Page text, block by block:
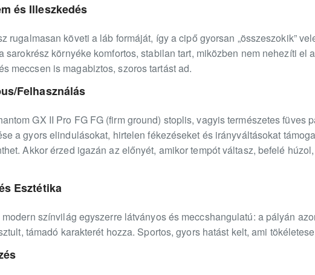
és Illeszkedés
rugalmasan követi a láb formáját, így a cipő gyorsan „összeszokik”
sarokrész környéke komfortos, stabilan tart, miközben nem nehezíti el
meccsen is magabiztos, szoros tartást ad.
Felhasználás
GX II Pro FG FG (firm ground) stoplis, vagyis természetes füves
a gyors elindulásokat, hirtelen fékezéseket és irányváltásokat
Akkor érzed igazán az előnyét, amikor tempót váltasz, befelé
Esztétika
színvilág egyszerre látványos és meccshangulatú: a pályán
támadó karakterét hozza. Sportos, gyors hatást kelt, ami